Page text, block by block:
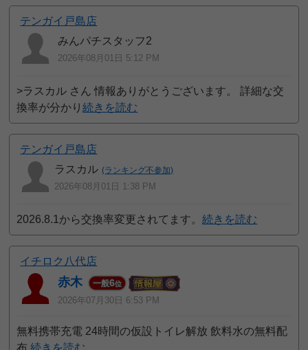
テンガイ戸島店
みんパチスタッフ2
2026年08月01日 5:12 PM
>ラスカル さん 情報ありがとうございます。 詳細な交
換率が分かり続きを読む
テンガイ戸島店
ラスカル (ランキング不参加)
2026年08月01日 1:38 PM
2026.8.1から交換率変更されてます。続きを読む
イチロク八代店
赤木 一般6位
2026年07月30日 6:53 PM
無料携帯充電 24時間の仮設トイレ解放 飲料水の無料配
布続きを読む